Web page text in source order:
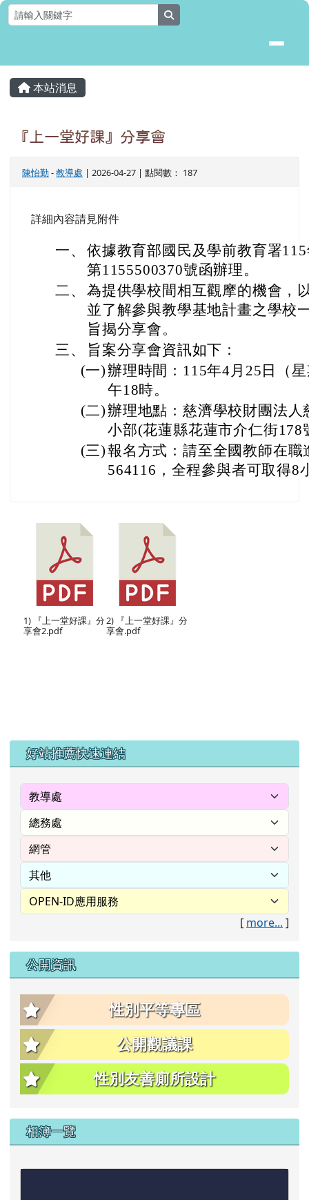
跳至主內容區
花蓮縣壽豐鄉月眉國民小學全球資
主內容區域
本站消息
『上一堂好課』分享會
陳怡勤-教導處 | 2026-04-27 | 點閱數： 187
詳細內容請見附件
一、 依據教育部國民及學前教育署
第1155500370號函辦理。
二、 為提供學校間相互觀摩的機會，
並了解參與教學基地計畫之學校
旨揭分享會。
三、
旨案分享會資訊如下：
(一)辦理時間：115年4月25日（
午18時。
(二)辦理地點：慈濟學校財團法
小部(花蓮縣花蓮市介仁街178
(三)報名方式：請至全國教師在
564116，全程參與者可取得8
1) 『上一堂好課』分
享會2.pdf
2) 『上一堂好課』分
享會.pdf
左邊區域內容
好站推薦快速連結
[ more... ]
公開資訊
性別平等專區
公開觀議課
性別友善廁所設計
相簿一覽
頁尾區域